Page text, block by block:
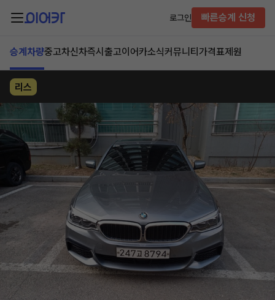
로그인 빠른승계 신청
승계차량중고차신차즉시출고이어카소식커뮤니티 가격표제원
리스